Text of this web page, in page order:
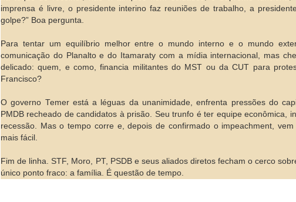
imprensa é livre, o presidente interino faz reuniões de trabalho, a
golpe?” Boa pergunta.
Para tentar um equilíbrio melhor entre o mundo interno e o mundo
comunicação do Planalto e do Itamaraty com a mídia internacional, mas
delicado: quem, e como, financia militantes do MST ou da CUT para
Francisco?
O governo Temer está a léguas da unanimidade, enfrenta pressões do
PMDB recheado de candidatos à prisão. Seu trunfo é ter equipe econômica,
recessão. Mas o tempo corre e, depois de confirmado o impeachment,
mais fácil.
Fim de linha. STF, Moro, PT, PSDB e seus aliados diretos fecham o cerco
único ponto fraco: a família. É questão de tempo.